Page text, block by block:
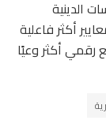
الدينية
أكثر فاعلية
رقمي أكثر وعيًا